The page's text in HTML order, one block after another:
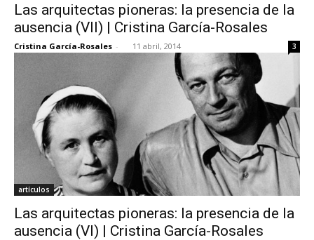
Las arquitectas pioneras: la presencia de la
ausencia (VII) | Cristina García-Rosales
Cristina García-Rosales - 11 abril, 2014 3
artículos
Las arquitectas pioneras: la presencia de la
ausencia (VI) | Cristina García-Rosales